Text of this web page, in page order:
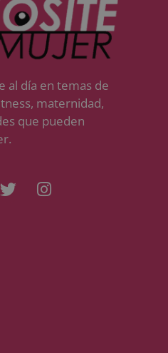
al día en temas de
maternidad,
que pueden